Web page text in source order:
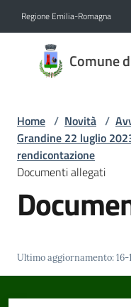
Regione Emilia-Romagna
Comune
Comune
di
Amministrazione
Novità
Menu selezionato
Home / Novità /
Grandine 22 luglio
rendicontazione
Documenti allegati
Ultimo aggiornamento:16-